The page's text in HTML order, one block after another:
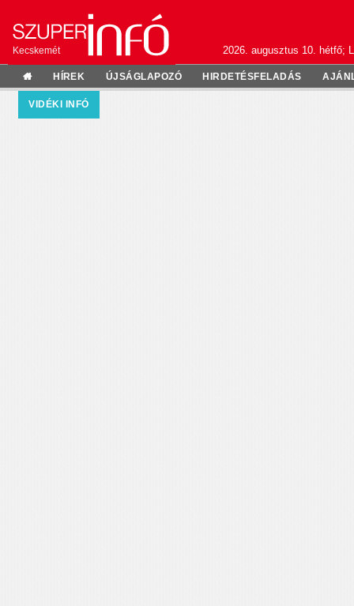
Kecskemét 2026. augusztus 10. hétfő;
HÍREK ÚJSÁGLAPOZÓ HIRDETÉSFELADÁS
VIDÉKI INFÓ